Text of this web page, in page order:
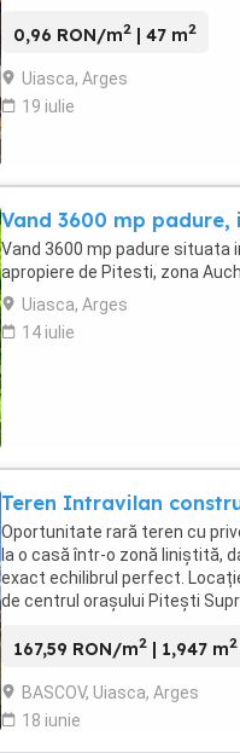
0,96 RON/m2 | 47 m2
Uiasca, Arges
19 iulie
Vand 3600 mp padure,
Vand 3600 mp padure situata
apropiere de Pitesti, zona
Uiasca, Arges
14 iulie
Teren Intravilan
Oportunitate rară teren cu
la o casă într-o zonă liniștită,
exact echilibrul perfect.
de centrul orașului Pitești
167,59 RON/m2 | 1,947 m2
BASCOV, Uiasca, Arges
18 iunie